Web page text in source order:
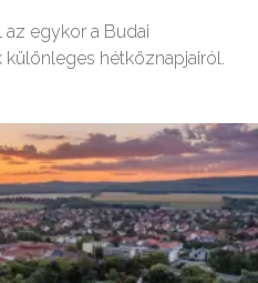
egykor a Budai
hétköznapjairól.